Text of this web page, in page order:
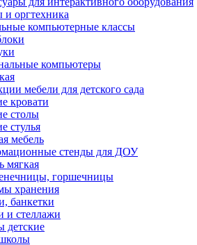
оргтехника
компьютерные классы
компьютеры
мебели для детского сада
кровати
столы
стулья
мебель
стенды для ДОУ
мягкая
горшечницы
хранения
банкетки
и стеллажи